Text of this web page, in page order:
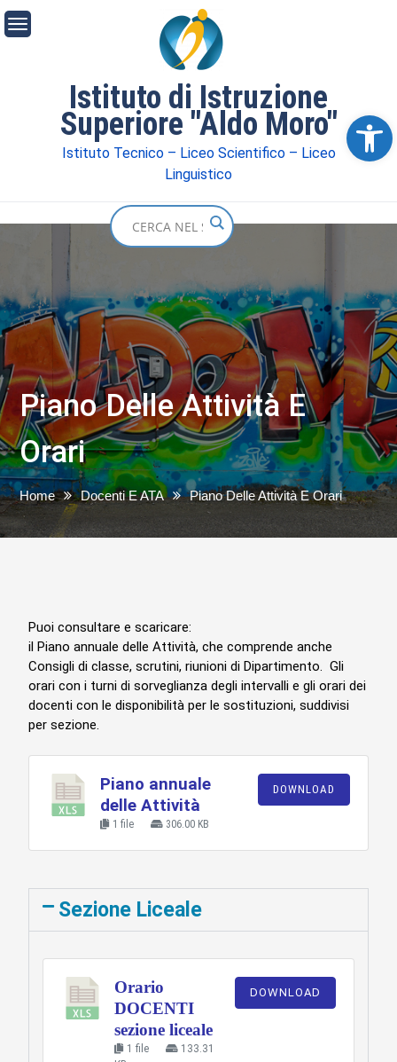
Istituto di Istruzione
Superiore "Aldo Moro"
Istituto Tecnico – Liceo Scientifico – Liceo
Linguistico
Piano Delle Attività E
Orari
Home Docenti E ATA Piano Delle Attività E Orari
Puoi consultare e scaricare:
il Piano annuale delle Attività, che comprende anche
Consigli di classe, scrutini, riunioni di Dipartimento. Gli
orari con i turni di sorveglianza degli intervalli e gli orari dei
docenti con le disponibilità per le sostituzioni, suddivisi
per sezione.
Piano annuale
delle Attività
1 file 306.00 KB
DOWNLOAD
Sezione Liceale
Orario
DOCENTI
sezione liceale
1 file
133.31
DOWNLOAD